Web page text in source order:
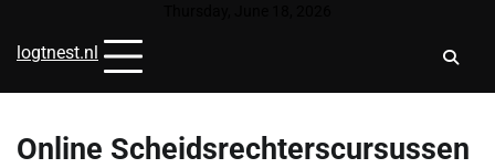
content
logtnest.nl
Online Scheidsrechterscursussen